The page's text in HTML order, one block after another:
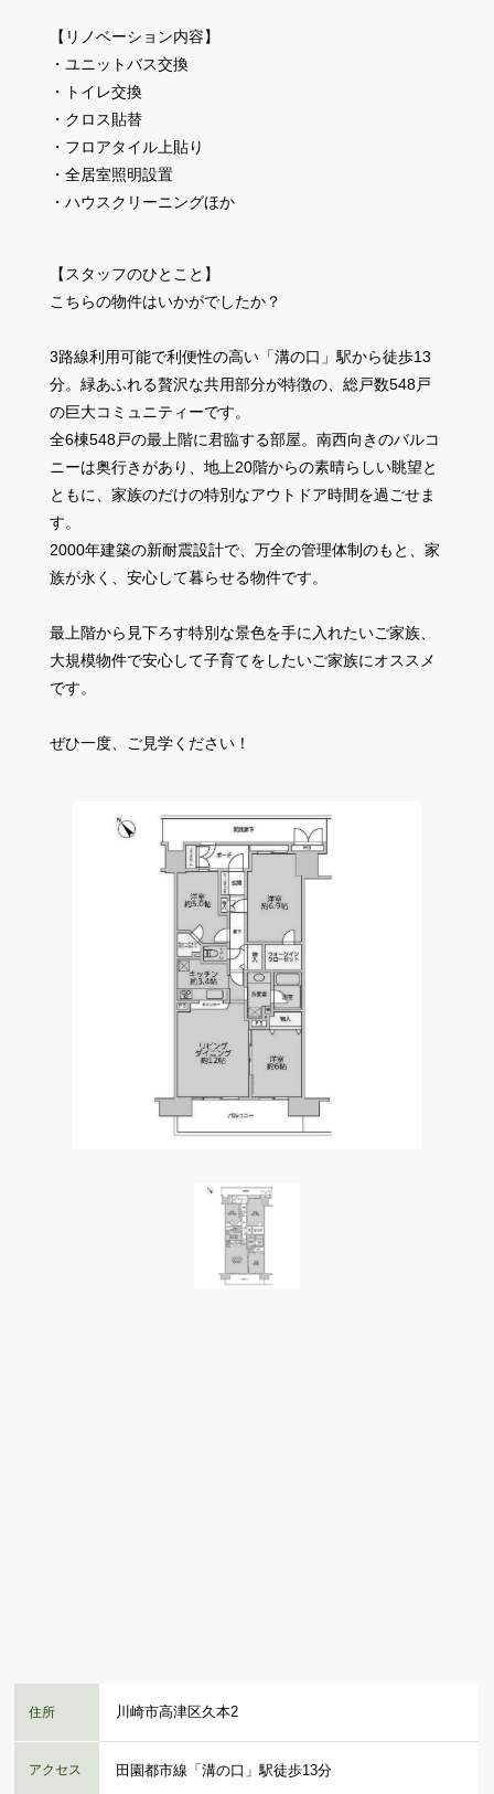
【リノベーション内容】
・ユニットバス交換
・トイレ交換
・クロス貼替
・フロアタイル上貼り
・全居室照明設置
・ハウスクリーニングほか
【スタッフのひとこと】
こちらの物件はいかがでしたか？
3路線利用可能で利便性の高い「溝の口」駅から徒歩13
分。緑あふれる贅沢な共用部分が特徴の、総戸数548戸
の巨大コミュニティーです。
全6棟548戸の最上階に君臨する部屋。南西向きのバルコ
ニーは奥行きがあり、地上20階からの素晴らしい眺望と
ともに、家族のだけの特別なアウトドア時間を過ごせま
す。
2000年建築の新耐震設計で、万全の管理体制のもと、家
族が永く、安心して暮らせる物件です。
最上階から見下ろす特別な景色を手に入れたいご家族、
大規模物件で安心して子育てをしたいご家族にオススメ
です。
ぜひ一度、ご見学ください！
住所 川崎市高津区久本2
アクセス 田園都市線「溝の口」駅徒歩13分